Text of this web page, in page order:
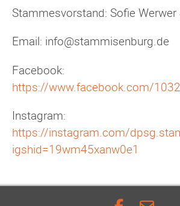
Stammesvorstand: Sofie Werwer
Email: info@stammisenburg.de
Facebook:
https://www.facebook.com/
Instagram:
https://instagram.com/
igshid=19wm45xanw0e1